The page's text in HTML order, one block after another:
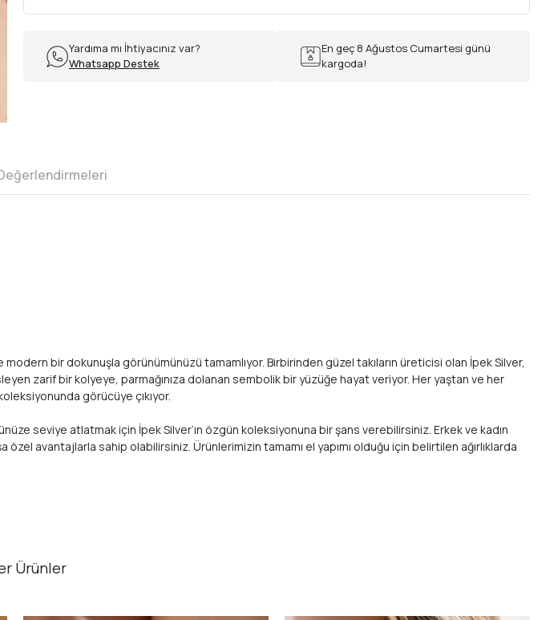
Yardıma mı İhtiyacınız var?
Whatsapp Destek
En geç 8 Ağustos Cumartesi günü
kargoda!
modern bir dokunuşla görünümünüzü tamamlıyor. Birbirinden güzel takıların üreticisi olan İpek Silver,
zarif bir kolyeye, parmağınıza dolanan sembolik bir yüzüğe hayat veriyor. Her yaştan ve her
görücüye çıkıyor.
seviye atlatmak için İpek Silver’ın özgün koleksiyonuna bir şans verebilirsiniz. Erkek ve kadın
avantajlarla sahip olabilirsiniz. Ürünlerimizin tamamı el yapımı olduğu için belirtilen ağırlıklarda
Ürünler